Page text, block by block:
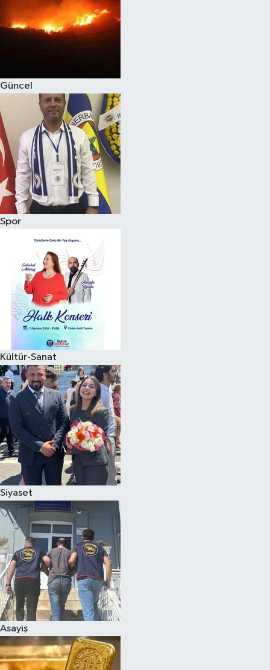
Güncel
Spor
Kültür-Sanat
Siyaset
Asayiş
Magazin